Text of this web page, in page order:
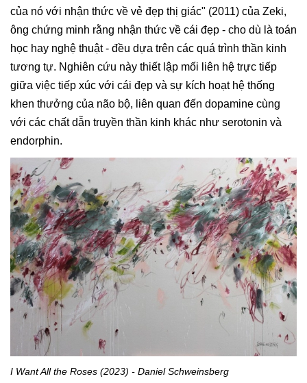
của nó với nhận thức về vẻ đẹp thị giác" (2011) của Zeki,
ông chứng minh rằng nhận thức về cái đẹp - cho dù là toán
học hay nghệ thuật - đều dựa trên các quá trình thần kinh
tương tự. Nghiên cứu này thiết lập mối liên hệ trực tiếp
giữa việc tiếp xúc với cái đẹp và sự kích hoạt hệ thống
khen thưởng của não bộ, liên quan đến dopamine cùng
với các chất dẫn truyền thần kinh khác như serotonin và
endorphin.
I Want All the Roses (2023) - Daniel Schweinsberg